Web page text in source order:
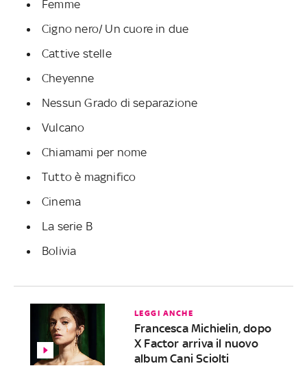
Femme
Cigno nero/ Un cuore in due
Cattive stelle
Cheyenne
Nessun Grado di separazione
Vulcano
Chiamami per nome
Tutto è magnifico
Cinema
La serie B
Bolivia
LEGGI ANCHE
Francesca Michielin, dopo
X Factor arriva il nuovo
album Cani Sciolti